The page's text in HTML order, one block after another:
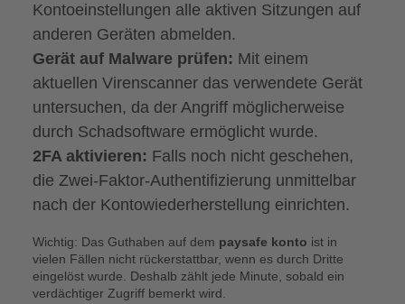
Kontoeinstellungen alle aktiven Sitzungen auf
anderen Geräten abmelden.
Gerät auf Malware prüfen: Mit einem
aktuellen Virenscanner das verwendete Gerät
untersuchen, da der Angriff möglicherweise
durch Schadsoftware ermöglicht wurde.
2FA aktivieren: Falls noch nicht geschehen,
die Zwei-Faktor-Authentifizierung unmittelbar
nach der Kontowiederherstellung einrichten.
Wichtig: Das Guthaben auf dem paysafe konto ist in
vielen Fällen nicht rückerstattbar, wenn es durch Dritte
eingelöst wurde. Deshalb zählt jede Minute, sobald ein
verdächtiger Zugriff bemerkt wird.